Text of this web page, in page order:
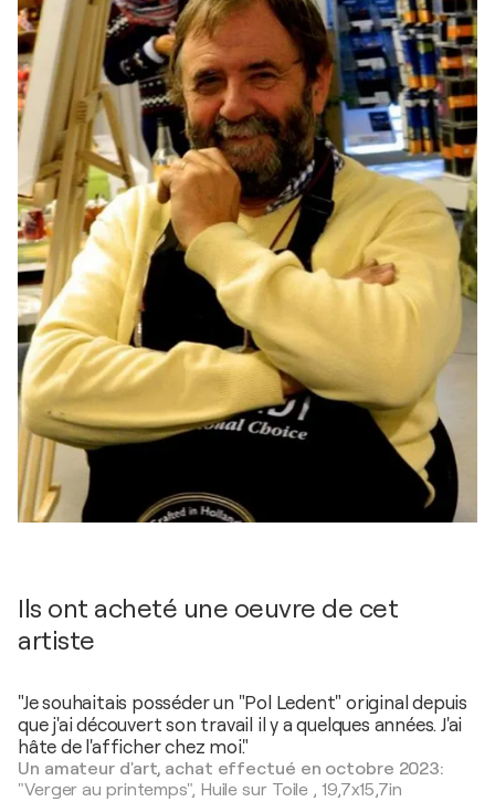
Ils ont acheté une oeuvre de cet
artiste
"Je souhaitais posséder un "Pol Ledent" original depuis
que j'ai découvert son travail il y a quelques années. J'ai
hâte de l'afficher chez moi."
Un amateur d'art, achat effectué en octobre 2023:
"Verger au printemps", Huile sur Toile , 19,7x15,7in